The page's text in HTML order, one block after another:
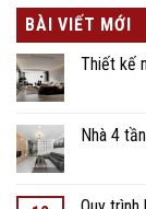
BÀI VIẾT MỚI
Thiết kế
Nhà 4